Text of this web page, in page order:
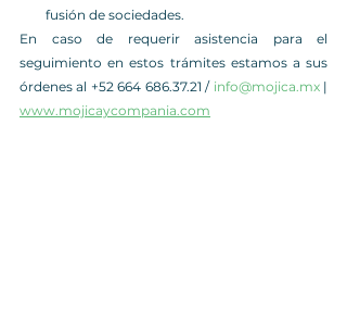
fusión de sociedades.
En caso de requerir asistencia para el
seguimiento en estos trámites estamos a sus
órdenes al +52 664 686.37.21 / info@mojica.mx
www.mojicaycompania.com